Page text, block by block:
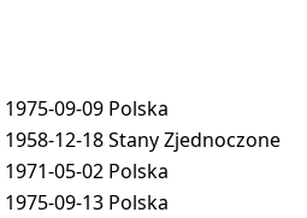
1975-09-09 Polska
1958-12-18Stany Zjednoczone
1971-05-02 Polska
1975-09-13 Polska